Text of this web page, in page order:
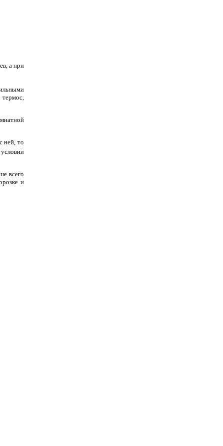
а при
ней, то
всего
и